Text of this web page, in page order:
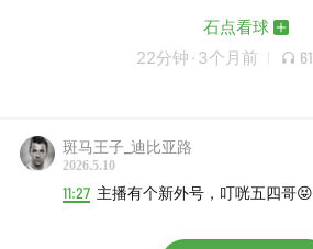
石点看球
22分钟 · 3个月前 61
斑马王子_迪比亚路
2026.5.10
11:27 主播有个新外号，叮咣五四哥😝